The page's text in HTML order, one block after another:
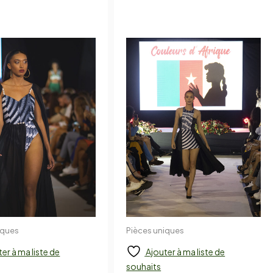
à ma liste de
Ajouter
Pièces uniques
Ajouter à ma liste de
souhaits